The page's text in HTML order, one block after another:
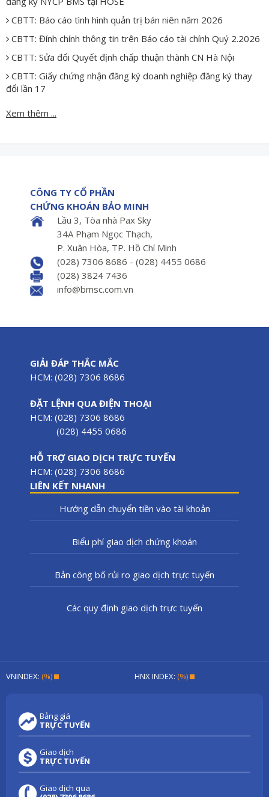
CBTT: Báo cáo tình hình quản trị bán niên năm 2026
CBTT: Đính chính thông tin trên Báo cáo tài chính Quý 2.2026
CBTT: Sửa đổi Quyết định chấp thuận thành CN Hà Nội
CBTT: Giấy chứng nhận đăng ký doanh nghiệp đăng ký thay
đổi lần 17
Xem thêm ...
CÔNG TY CỔ PHẦN
CHỨNG KHOÁN BẢO MINH
Lầu 3, Tòa nhà Pax Sky
34A Phạm Ngọc Thạch,
P. Xuân Hòa, TP. Hồ Chí Minh
(028) 7306 8686 - (028) 4455 0686
(028) 3824 7436
info@bmsc.com.vn
GIẢI ĐÁP THẮC MẮC
HCM: (028) 7306 8686
ĐẶT LỆNH QUA ĐIỆN THOẠI
HCM: (028) 7306 8686
(028) 4455 0686
HỖ TRỢ GIAO DỊCH TRỰC TUYẾN
HCM: (028) 7306 8686
LIÊN KẾT NHANH
Hướng dẫn chuyển tiền vào tài khoản
Biểu phí giao dịch chứng khoán
Bản công bố rủi ro giao dịch trực tuyến
Các quy định giao dịch trực tuyến
VNINDEX: (%) HNX INDEX: (%)
Bảng giá
TRỰC TUYẾN
Giao dịch
TRỰC TUYẾN
Giao dịch qua